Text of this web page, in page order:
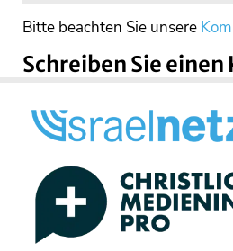
Bitte beachten Sie unsere
Schreiben Sie